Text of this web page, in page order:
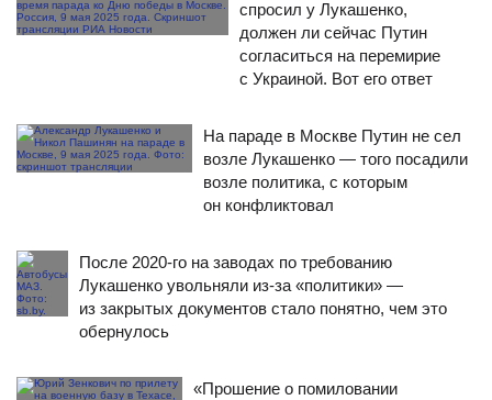
спросил у Лукашенко,
должен ли сейчас Путин
согласиться на перемирие
с Украиной. Вот его ответ
На параде в Москве Путин не сел
возле Лукашенко — того посадили
возле политика, с которым
он конфликтовал
После 2020-го на заводах по требованию
Лукашенко увольняли из-за «политики» —
из закрытых документов стало понятно, чем это
обернулось
«Прошение о помиловании